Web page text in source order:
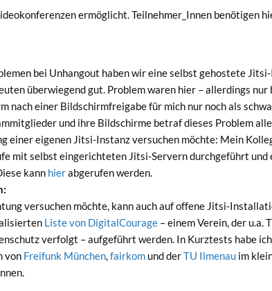
ermöglicht. Teilnehmer_Innen benötigen
bei Unhangout haben wir eine selbst gehostete
überwiegend gut. Problem waren hier – allerdings nur
nach einer Bildschirmfreigabe für mich nur noch als
und ihre Bildschirme betraf dieses Problem
einer eigenen Jitsi-Instanz versuchen möchte: Mein
mit selbst eingerichteten Jitsi-Servern durchgeführt und
kann hierabgerufen werden.
versuchen möchte, kann auch auf offene Jitsi-
Liste von DigitalCourage– einem Verein, der u.a.
verfolgt – aufgeführt werden. In Kurztests habe
von Freifunk München,fairkomund derTU Ilmenauim